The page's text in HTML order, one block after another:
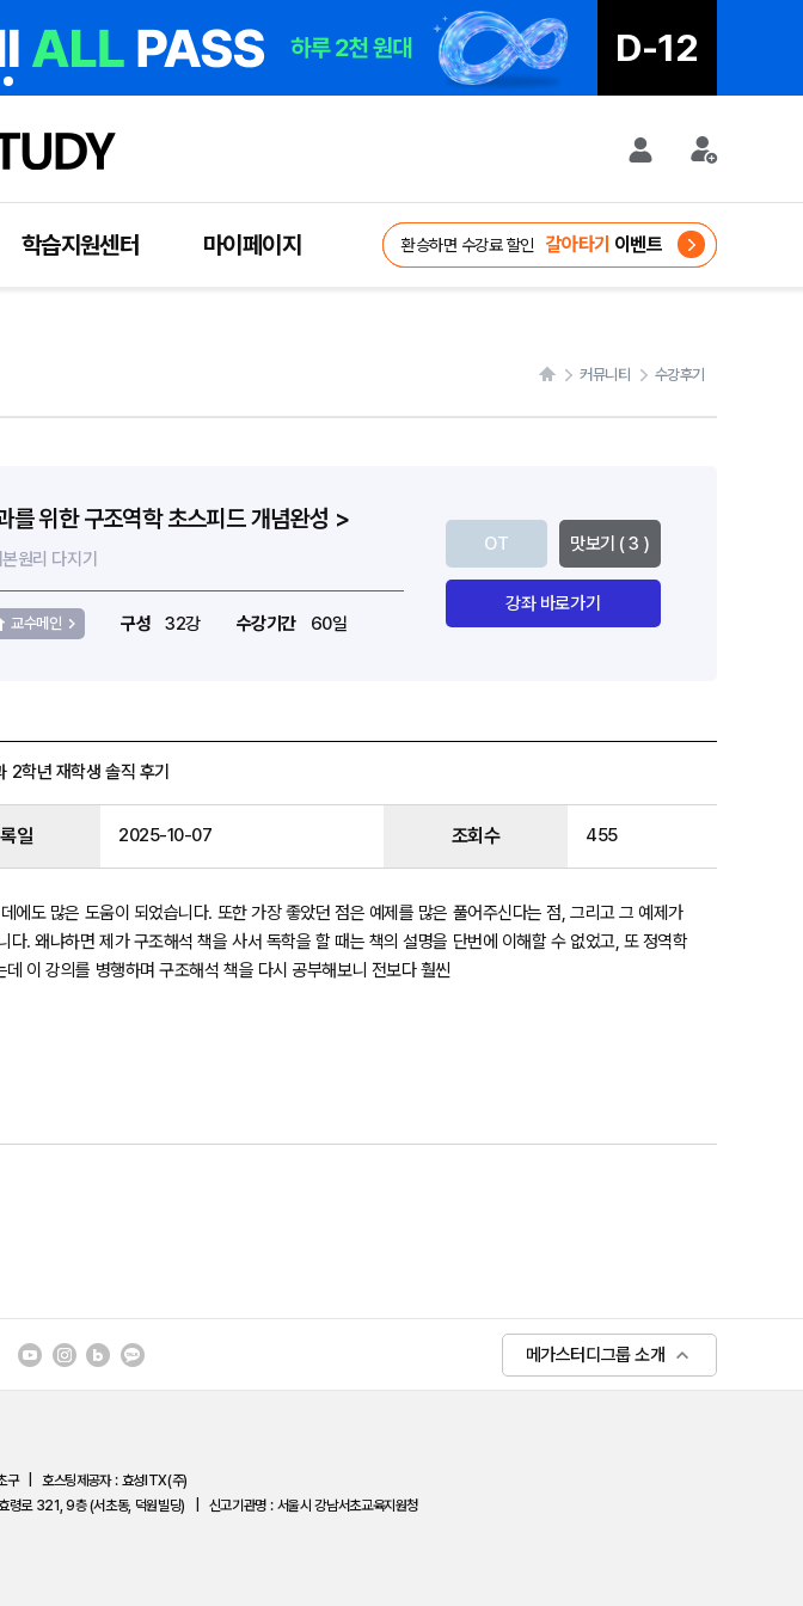
D-12
D-12
학습지원센터 마이페이지 신규가입혜택 WELCOMEGIFT
여름방학 단기 집중 자격증대비 강좌
8/20 마감 대학 콘텐츠 영상 공모전
환승하면 수강료 할인 갈아타기 이벤트
신규가입혜택 WELCOMEGIFT
커뮤니티 수강후기
를 위한 구조역학 초스피드 개념완성 >
원리 다지기
교수메인 구성 32강 수강기간 60일
OT 맛보기 ( 3 )
강좌 바로가기
2학년 재학생 솔직 후기
일 2025-10-07 조회수 455
에도 많은 도움이 되었습니다. 또한 가장 좋았던 점은 예제를 많은 풀어주신다는 점, 그리고 그 예제가
. 왜냐하면 제가 구조해석 책을 사서 독학을 할 때는 책의 설명을 단번에 이해할 수 없었고, 또 정역학
이 강의를 병행하며 구조해석 책을 다시 공부해보니 전보다 훨씬
메가스터디그룹 소개
구 호스팅제공자
효성ITX(주)
령로 321, 9층 (서초동, 덕원빌딩) 신고기관명 서울시 강남서초교육지원청